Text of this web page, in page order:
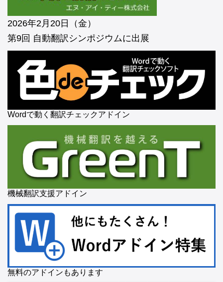
2026年2月20日（金）
第9回 自動翻訳シンポジウムに出展
Wordで動く翻訳チェックアドイン
機械翻訳支援アドイン
無料のアドインもあります